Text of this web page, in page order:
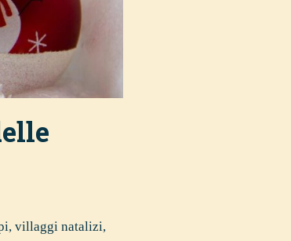
villaggi natalizi,